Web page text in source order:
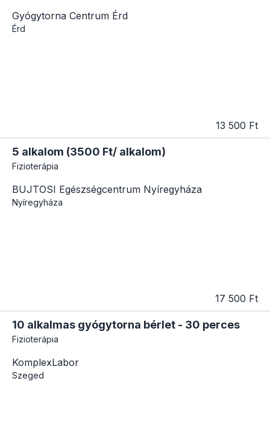
Gyógytorna Centrum Érd
Érd
13 500 Ft
5 alkalom (3500 Ft/ alkalom)
Fizioterápia
BUJTOSI Egészségcentrum Nyíregyháza
Nyíregyháza
17 500 Ft
10 alkalmas gyógytorna bérlet - 30 perces
Fizioterápia
KomplexLabor
Szeged